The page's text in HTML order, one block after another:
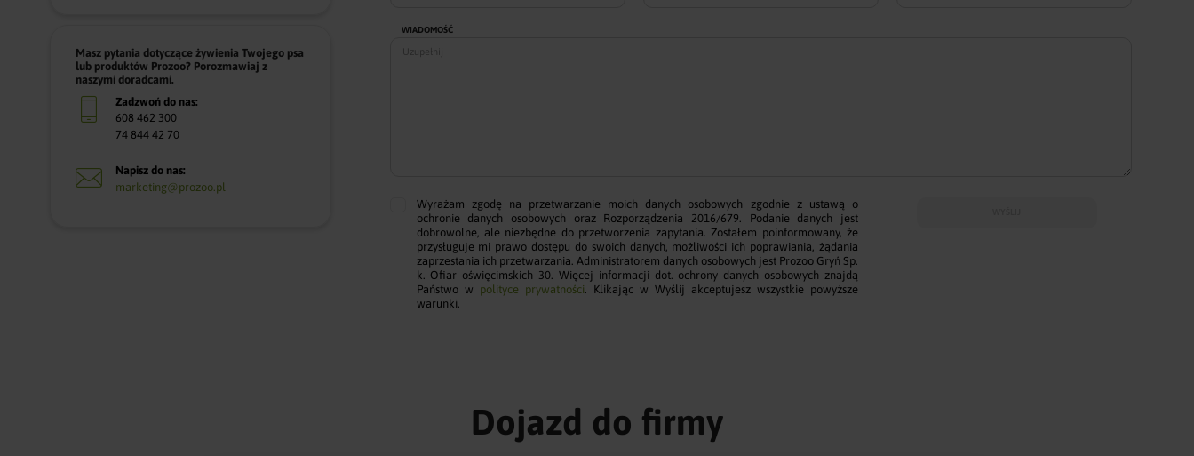
Masz pytania dotyczące żywienia Twojego psa
lub produktów Prozoo? Porozmawiaj z
naszymi doradcami.
Zadzwoń do nas:
608 462 300
74 844 42 70
Napisz do nas:
marketing@prozoo.pl
WIADOMOŚĆ
Wyrażam zgodę na przetwarzanie moich danych osobowych zgodnie z ustawą o
ochronie danych osobowych oraz Rozporządzenia 2016/679. Podanie danych jest
dobrowolne, ale niezbędne do przetworzenia zapytania. Zostałem poinformowany, że
przysługuje mi prawo dostępu do swoich danych, możliwości ich poprawiania, żądania
zaprzestania ich przetwarzania. Administratorem danych osobowych jest Prozoo Gryń Sp.
k. Ofiar oświęcimskich 30. Więcej informacji dot. ochrony danych osobowych znajdą
Państwo w polityce prywatności . Klikając w Wyślij akceptujesz wszystkie powyższe
warunki.
Dojazd do firmy